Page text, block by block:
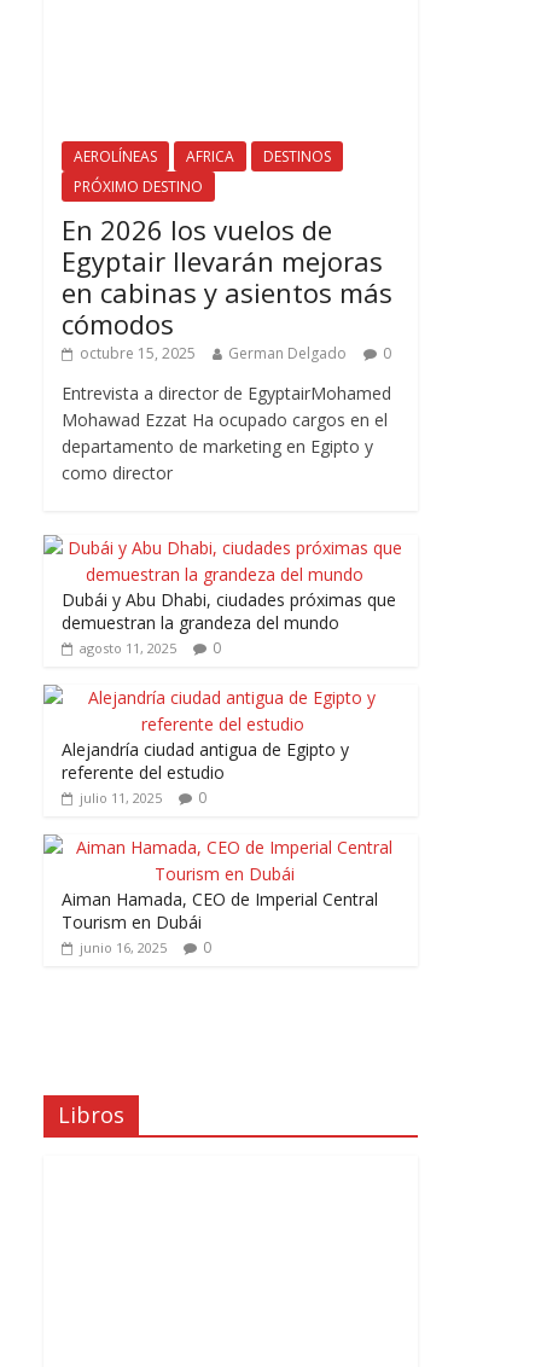
AEROLÍNEAS AFRICA
DESTINOS
PRÓXIMO DESTINO
En 2026 los vuelos de
Egyptair llevarán mejoras
en cabinas y asientos más
cómodos
octubre 15, 2025 German Delgado 0
Entrevista a director de EgyptairMohamed
Mohawad Ezzat Ha ocupado cargos en el
departamento de marketing en Egipto y
como director
Dubái y Abu Dhabi, ciudades próximas que
demuestran la grandeza del mundo
agosto 11, 2025 0
Alejandría ciudad antigua de Egipto y
referente del estudio
julio 11, 2025 0
Aiman Hamada, CEO de Imperial Central
Tourism en Dubái
junio 16, 2025 0
Libros